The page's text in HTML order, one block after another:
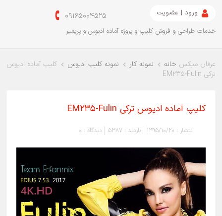
ورود | عضویت 09165004525
خدمات طراحی و فروش کلیپ و پروژه آماده ادیوس و پریمیر
عرفان میکس خانه نمونه کار نمونه کلیپ ادیوس
کلیپ آماده ادیوس
ترکی EM235-Fulin
کلیپ آماده ادیوس ترکی EM235-Fulin
انتشار : 1395/10/20 بازدید : 5387 دیدگاه : 0